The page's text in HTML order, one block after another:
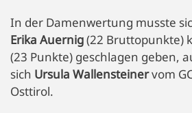
In der Damenwertung musste
Erika Auernig(22 Bruttopunkte)
(23 Punkte) geschlagen geben,
sich Ursula Wallensteinervom
Osttirol.